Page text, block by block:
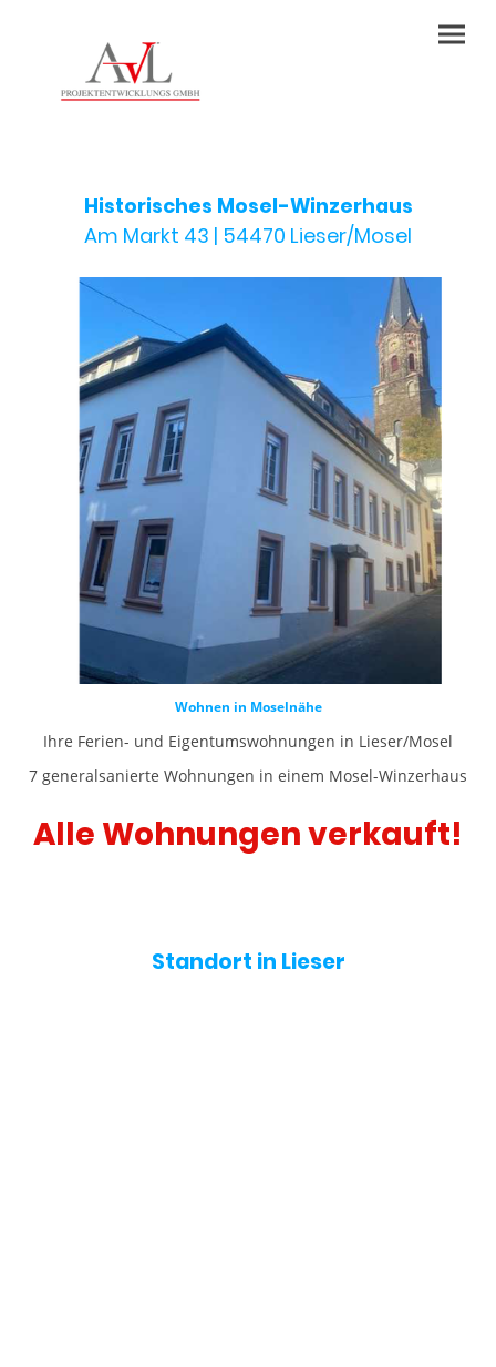
Historisches Mosel-Winzerhaus
Am Markt 43 | 54470 Lieser/Mosel
Wohnen in Moselnähe
Ihre Ferien- und Eigentumswohnungen in Lieser/Mosel
7 generalsanierte Wohnungen in einem Mosel-Winzerhaus
Alle Wohnungen verkauft!
Standort in Lieser